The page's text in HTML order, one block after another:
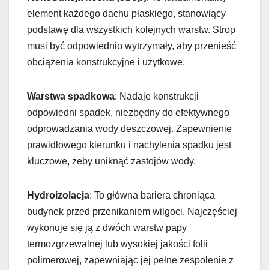
element każdego dachu płaskiego, stanowiący
podstawę dla wszystkich kolejnych warstw. Strop
musi być odpowiednio wytrzymały, aby przenieść
obciążenia konstrukcyjne i użytkowe.
Warstwa spadkowa: Nadaje konstrukcji
odpowiedni spadek, niezbędny do efektywnego
odprowadzania wody deszczowej. Zapewnienie
prawidłowego kierunku i nachylenia spadku jest
kluczowe, żeby uniknąć zastojów wody.
Hydroizolacja: To główna bariera chroniąca
budynek przed przenikaniem wilgoci. Najczęściej
wykonuje się ją z dwóch warstw papy
termozgrzewalnej lub wysokiej jakości folii
polimerowej, zapewniając jej pełne zespolenie z